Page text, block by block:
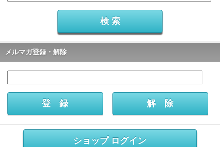
メルマガ登録・解除
ショップ ログイン